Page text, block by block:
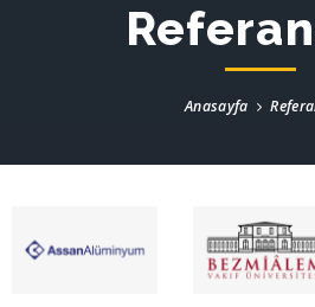
Anasayfa